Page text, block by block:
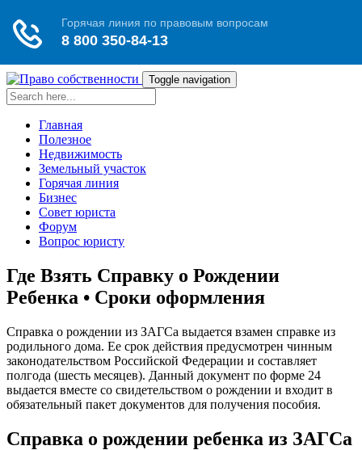
Toggle navigation
Главная
Полезное
Недвижимость
Земельный участок
Горячая линия
Бизнес
Совет юриста
Форум
Вопрос юристу
Где Взять Справку о Рождении
Ребенка • Сроки оформления
Справка о рождении из ЗАГСа выдается взамен справке из
родильного дома. Ее срок действия предусмотрен чинным
законодательством Российской Федерации и составляет
полгода (шесть месяцев). Данный документ по форме 24
выдается вместе со свидетельством о рождении и входит в
обязательный пакет документов для получения пособия.
Справка о рождении ребенка из ЗАГСа